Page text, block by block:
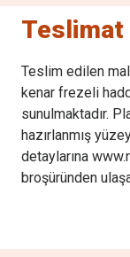
Teslimat
Teslim edilen
kenar frezeli
sunulmaktadır.
hazırlanmış
detaylarına
broşüründen